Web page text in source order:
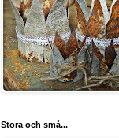
Stora och små...